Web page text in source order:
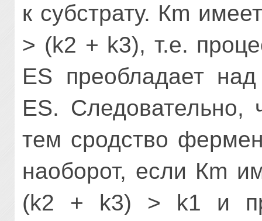
к субстрату. Кm
> (k2 + k3), т.е.
ES преоб­ладает
ES.
тем сродство
наобо­рот, если Кm
(k2 + k3) > k1 и